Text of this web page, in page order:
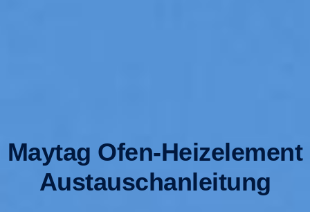
Maytag Ofen-Heizelement
Austauschanleitung